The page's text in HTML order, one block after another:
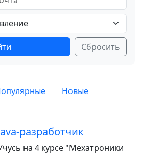
Сбросить
Новые
разработчик
на 4 курсе "Мехатроники